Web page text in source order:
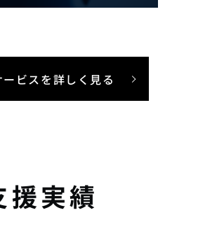
ビスを詳しく見る
援実績